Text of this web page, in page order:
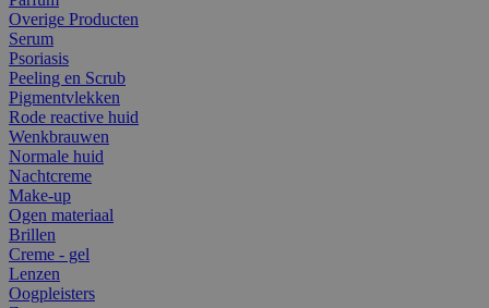
Overige Producten
Serum
Psoriasis
Peeling en Scrub
Pigmentvlekken
Rode reactive huid
Wenkbrauwen
Normale huid
Nachtcreme
Make-up
Ogen materiaal
Brillen
Creme - gel
Lenzen
Oogpleisters